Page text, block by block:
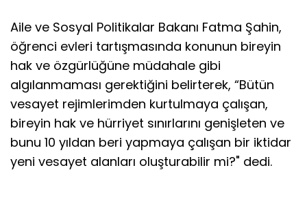
Aile ve Sosyal Politikalar Bakanı Fatma Şahin,
öğrenci evleri tartışmasında konunun bireyin
hak ve özgürlüğüne müdahale gibi
algılanmaması gerektiğini belirterek, “Bütün
vesayet rejimlerimden kurtulmaya çalışan,
bireyin hak ve hürriyet sınırlarını genişleten ve
bunu 10 yıldan beri yapmaya çalışan bir iktidar
yeni vesayet alanları oluşturabilir mi?" dedi.